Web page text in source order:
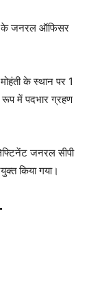
के जनरल ऑफिसर
के स्थान पर 1
में पदभार ग्रहण
जनरल सीपी
किया गया।